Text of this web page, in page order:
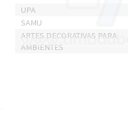
UPA
SAMU
ARTES DECORATIVAS PARA
AMBIENTES